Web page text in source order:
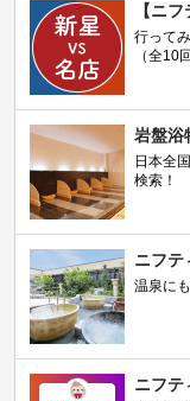
【ニ
行って
（全10
岩盤浴
日本全
検索！
ニフテ
温泉に
ニフテ